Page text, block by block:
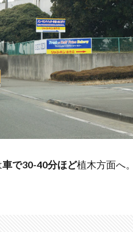
車で30-40分ほど植木方面へ